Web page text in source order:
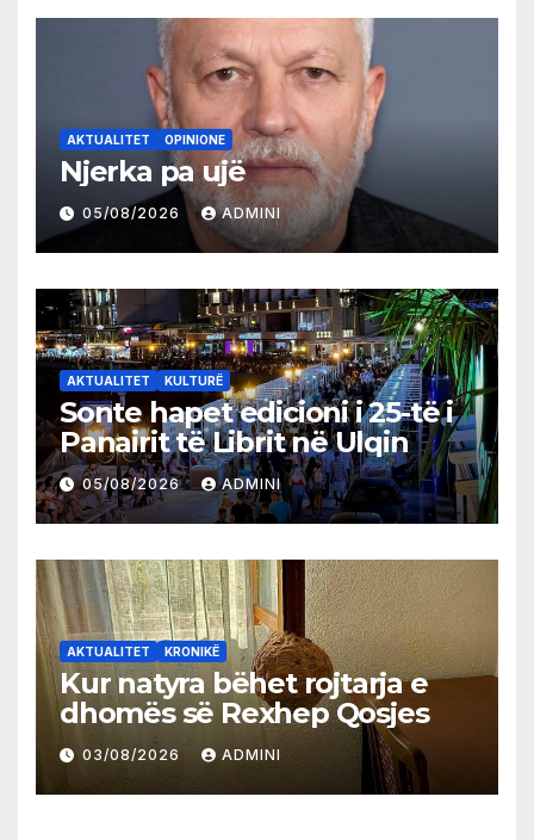
AKTUALITET OPINIONE
Njerka pa ujë
05/08/2026 ADMINI
AKTUALITET KULTURË
Sonte hapet edicioni i 25-të i
Panairit të Librit në Ulqin
05/08/2026 ADMINI
AKTUALITET KRONIKË
Kur natyra bëhet rojtarja e
dhomës së Rexhep Qosjes
03/08/2026 ADMINI